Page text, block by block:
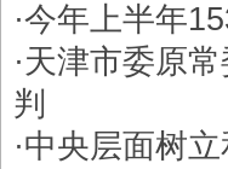
·今年上半年
·天津市委原
判
·中央层面树